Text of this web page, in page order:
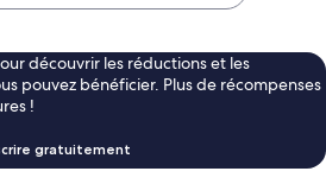
découvrir les réductions et les
pouvez bénéficier. Plus de récompenses
!
gratuitement